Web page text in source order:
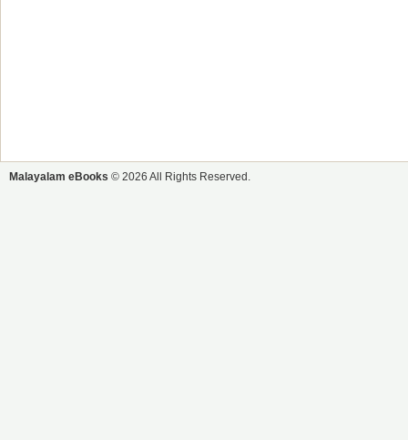
Malayalam eBooks © 2026 All Rights Reserved.